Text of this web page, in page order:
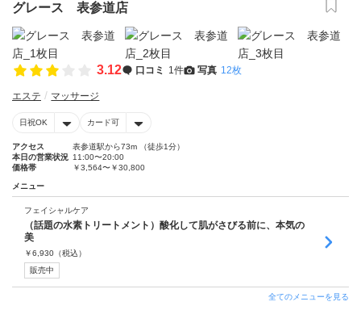
グレース 表参道店
3.12 口コミ 1件 写真 12枚
エステ マッサージ
日祝OK カード可
アクセス
表参道駅から73m （徒歩1分）
本日の営業状況 11:00〜20:00
価格帯
￥3,564〜￥30,800
メニュー
フェイシャルケア
（話題の水素トリートメント）酸化して肌がさびる前に、本気の
美
￥6,930 （税込）
販売中
全てのメニューを見る